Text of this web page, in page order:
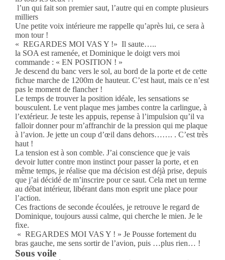
l’un qui fait son premier saut, l’autre qui en compte plusieurs
milliers
Une petite voix intérieure me rappelle qu’après lui, ce sera à
mon tour !
« REGARDES MOI VAS Y !» Il saute…..
la SOA est ramenée, et Dominique le doigt vers moi
commande : « EN POSITION ! »
Je descend du banc vers le sol, au bord de la porte et de cette
fichue marche de 1200m de hauteur. C’est haut, mais ce n’est
pas le moment de flancher !
Le temps de trouver la position idéale, les sensations se
bousculent. Le vent plaque mes jambes contre la carlingue, à
l’extérieur. Je teste les appuis, repense à l’impulsion qu’il va
falloir donner pour m’affranchir de la pression qui me plaque
à l’avion. Je jette un coup d’œil dans dehors……. . C’est très
haut !
La tension est à son comble. J’ai conscience que je vais
devoir lutter contre mon instinct pour passer la porte, et en
même temps, je réalise que ma décision est déjà prise, depuis
que j’ai décidé de m’inscrire pour ce saut. Cela met un terme
au débat intérieur, libérant dans mon esprit une place pour
l’action.
Ces fractions de seconde écoulées, je retrouve le regard de
Dominique, toujours aussi calme, qui cherche le mien. Je le
fixe.
« REGARDES MOI VAS Y ! » Je Pousse fortement du
bras gauche, me sens sortir de l’avion, puis …plus rien… !
Sous voile